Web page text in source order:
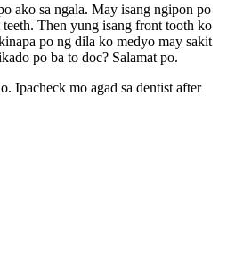
ako sa ngala. May isang ngipon po
Then yung isang front tooth ko
po ng dila ko medyo may sakit
po ba to doc? Salamat po.
Ipacheck mo agad sa dentist after